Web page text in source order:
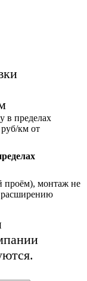
в пределах
км от
проём), монтаж не
расширению